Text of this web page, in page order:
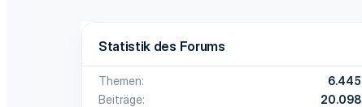
Statistik des Forums
Themen
6.445
Beiträge
20.098